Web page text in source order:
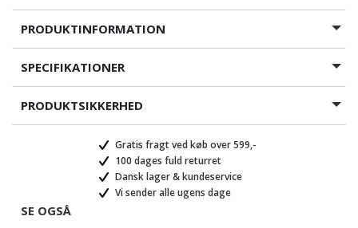
PRODUKTINFORMATION
SPECIFIKATIONER
PRODUKTSIKKERHED
Gratis fragt ved køb over 599,-
100 dages fuld returret
Dansk lager & kundeservice
Vi sender alle ugens dage
SE OGSÅ